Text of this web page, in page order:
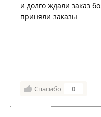
и долго ждали заказ
приняли заказы
Спасибо 0